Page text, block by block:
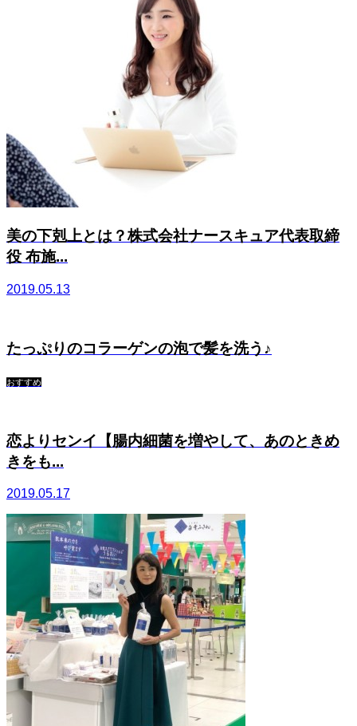
美の下剋上とは？株式会社ナースキュア代表取締
役 布施...
2019.05.13
たっぷりのコラーゲンの泡で髪を洗う♪
おすすめ
恋よりセンイ【腸内細菌を増やして、あのときめ
きをも...
2019.05.17